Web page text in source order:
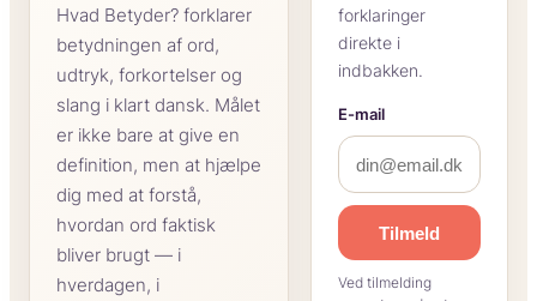
Hvad Betyder? forklarer
betydningen af ord,
udtryk, forkortelser og
slang i klart dansk. Målet
er ikke bare at give en
definition, men at hjælpe
dig med at forstå,
hvordan ord faktisk
bliver brugt — i
hverdagen, i
forklaringer
direkte i
indbakken.
E-mail
Tilmeld
Ved tilmelding